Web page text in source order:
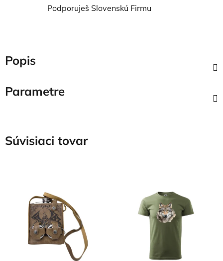
Podporuješ Slovenskú Firmu
Popis
Parametre
Súvisiaci tovar